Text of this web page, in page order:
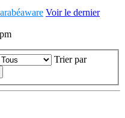
Voir le dernier
Trier par